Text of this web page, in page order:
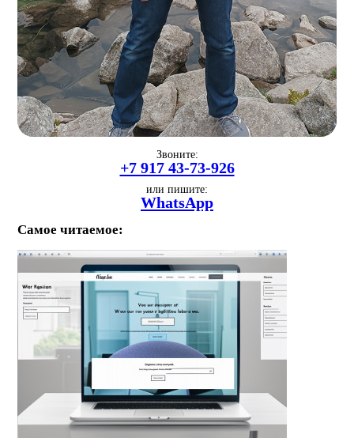
Звоните:
+7 917 43-73-926
или пишите:
WhatsApp
Самое читаемое: